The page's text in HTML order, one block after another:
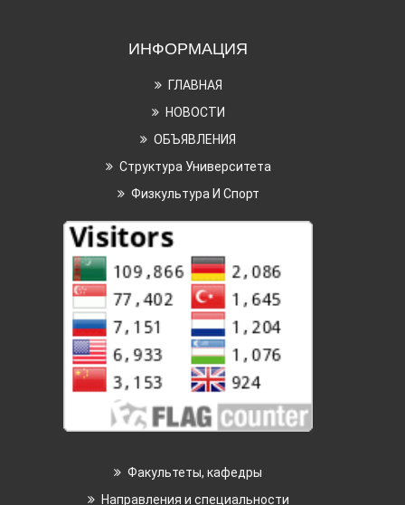
ИНФОРМАЦИЯ
ГЛАВНАЯ
НОВОСТИ
ОБЪЯВЛЕНИЯ
Структура Университета
Физкультура И Спорт
Факультеты, кафедры
Направления и специальности